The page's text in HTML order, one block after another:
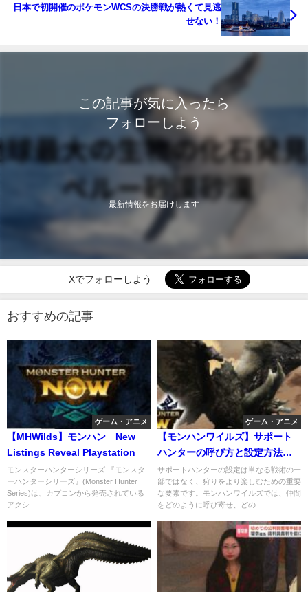
日本で初開催のポケモンWCSの決勝戦が熱くて見逃
せない！
この記事が気に入ったら
フォローしよう
最新情報をお届けします
Xでフォローしよう
おすすめの記事
ゲーム・アニメ
【MHWilds】モンハン New
Listings Reveal Playstation
モンスターハンターシリーズ 『モンスタ
ーハンターシリーズ』(Monster Hunter
Series)は、カプコンから発売されている
アクシ...
ゲーム・アニメ
【モンハンワイルズ】サポート
ハンターの呼び方と設定方法
【モンスターハンターワイル
ズ】
サポートハンターの設定は単なる戦術の一
部ではなく、狩りをより楽しむための重要
な要素です。モンハンワイルズでは、仲間
をどのように呼び寄せ、どの...